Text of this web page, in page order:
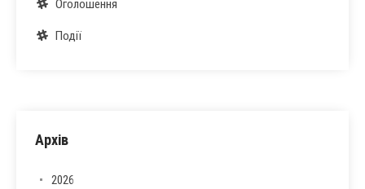
Оголошення
Події
Архів
2026